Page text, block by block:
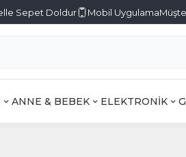
Sepet Doldur Mobil Uygulama
ANNE & BEBEK ELEKTRONİK